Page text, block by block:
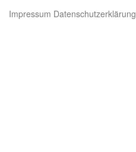
Impressum Datenschutzerklärung